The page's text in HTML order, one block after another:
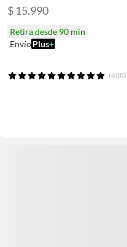
$ 15.990
Retira desde 90 min
EnvíoPlus+
(488)